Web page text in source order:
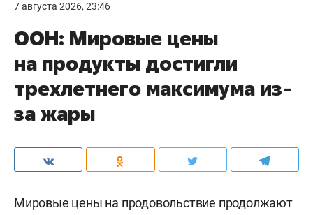
7 августа 2026, 23:46
ООН: Мировые цены
на продукты достигли
трехлетнего максимума из-
за жары
Мировые цены на продовольствие продолжают